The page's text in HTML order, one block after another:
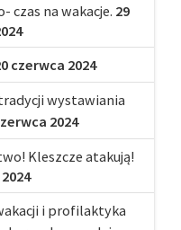
czas na wakacje. 29
czerwca 2024
wystawiania
2024
Kleszcze atakują!
i profilaktyka